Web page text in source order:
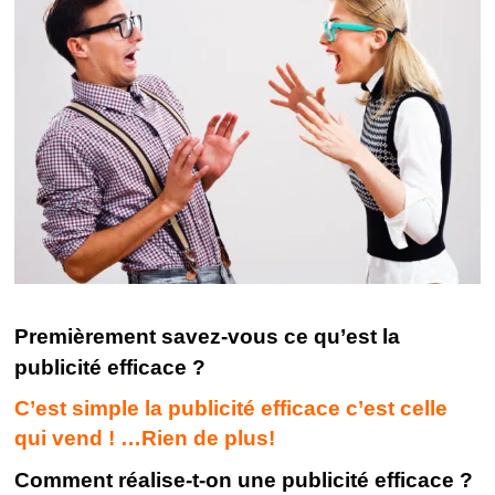
Premièrement savez-vous ce qu’est la
publicité efficace ?
C’est simple la publicité efficace c’est celle
qui vend ! …Rien de plus!
Comment réalise-t-on une publicité efficace ?